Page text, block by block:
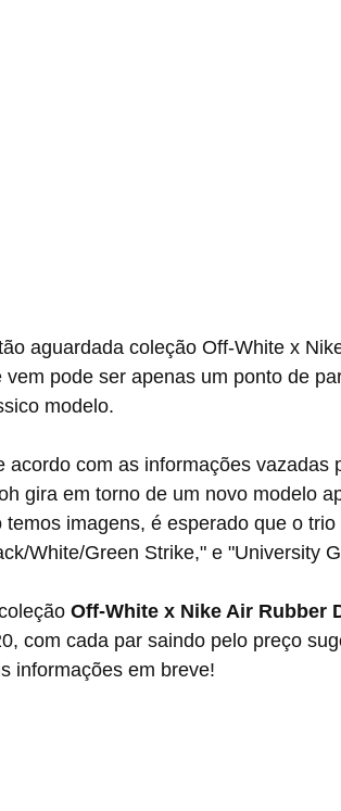
tão aguardada coleção Off-White x
vem pode ser apenas um ponto de
modelo.
gira em torno de um novo modelo
temos imagens, é esperado que o
White/Green Strike," e "University
coleção
Off-White x Nike Air Rubber
com cada par saindo pelo preço
informações em breve!